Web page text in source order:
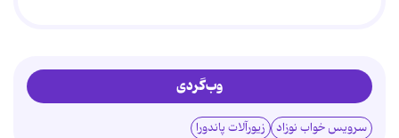
وب‌گردی
سرویس خواب نوزاد زیورآلات پاندورا